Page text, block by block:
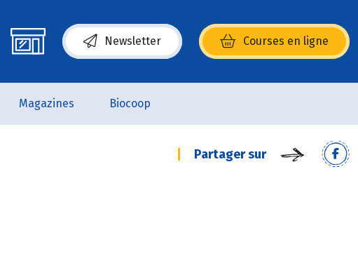
Newsletter Courses en ligne
(s’ouvre dans une nouvelle fenêtre)
Magazines Biocoop
Partager sur